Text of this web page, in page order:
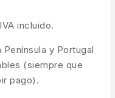
incluido.
y Portugal
(siempre que
pago).